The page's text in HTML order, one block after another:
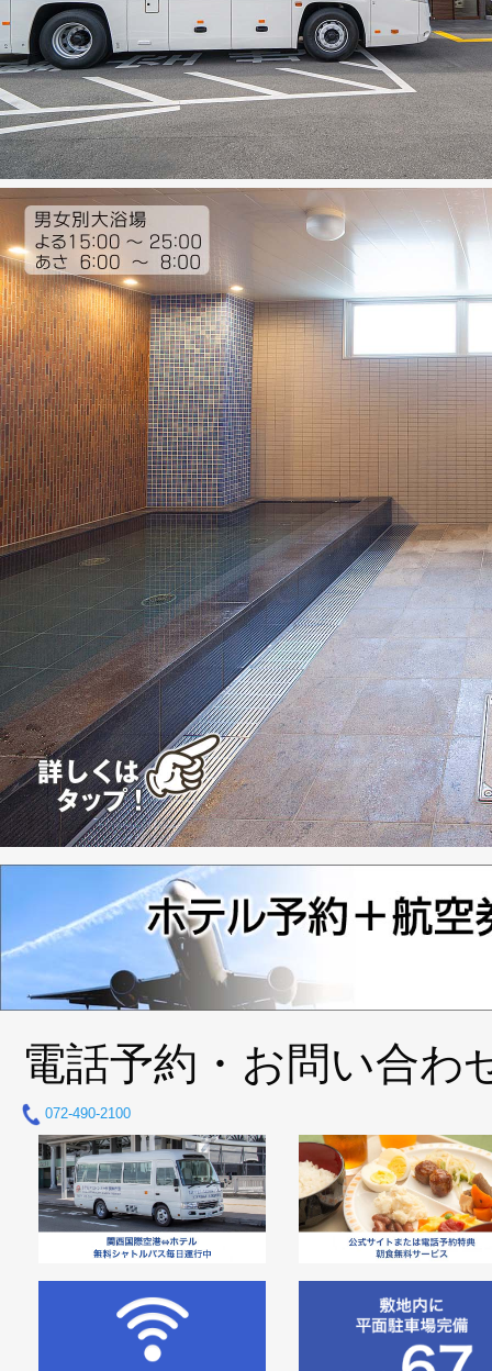
電話予約・お問い合わ
072-490-2100